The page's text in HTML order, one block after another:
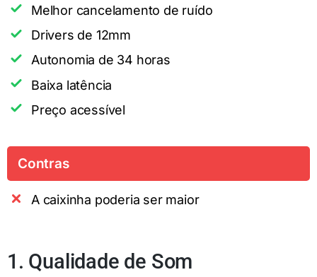
Melhor cancelamento de ruído
Drivers de 12mm
Autonomia de 34 horas
Baixa latência
Preço acessível
Contras
A caixinha poderia ser maior
1. Qualidade de Som